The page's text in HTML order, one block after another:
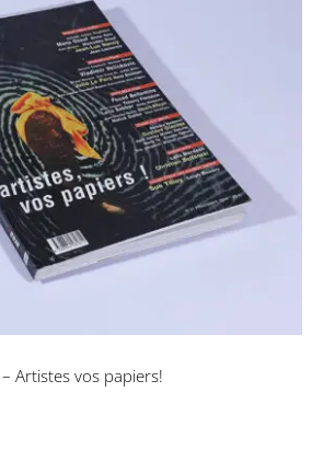
n°21 – Artistes vos papiers!
Artistes vos papiers!